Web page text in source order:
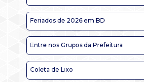
Feriados de 2026 em BD
Entre nos Grupos da Prefeitura
Coleta de Lixo